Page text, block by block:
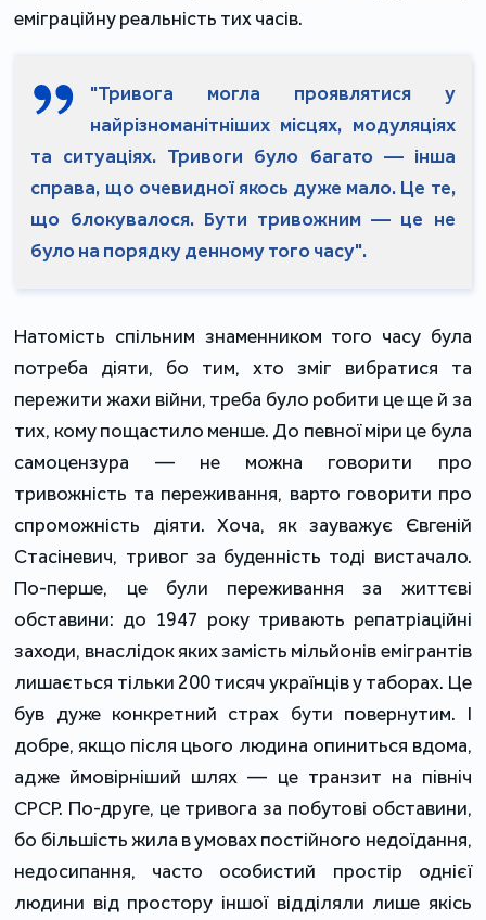
еміграційну реальність тих часів.
"Тривога могла проявлятися у
найрізноманітніших місцях, модуляціях
та ситуаціях. Тривоги було багато — інша
справа, що очевидної якось дуже мало. Це те,
що блокувалося. Бути тривожним — це не
було на порядку денному того часу".
Натомість спільним знаменником того часу була
потреба діяти, бо тим, хто зміг вибратися та
пережити жахи війни, треба було робити це ще й за
тих, кому пощастило менше. До певної міри це була
самоцензура — не можна говорити про
тривожність та переживання, варто говорити про
спроможність діяти. Хоча, як зауважує Євгеній
Стасіневич, тривог за буденність тоді вистачало.
По-перше, це були переживання за життєві
обставини: до 1947 року тривають репатріаційні
заходи, внаслідок яких замість мільйонів емігрантів
лишається тільки 200 тисяч українців у таборах. Це
був дуже конкретний страх бути повернутим. І
добре, якщо після цього людина опиниться вдома,
адже ймовірніший шлях — це транзит на північ
СРСР. По-друге, це тривога за побутові обставини,
бо більшість жила в умовах постійного недоїдання,
недосипання, часто особистий простір однієї
людини від простору іншої відділяли лише якісь